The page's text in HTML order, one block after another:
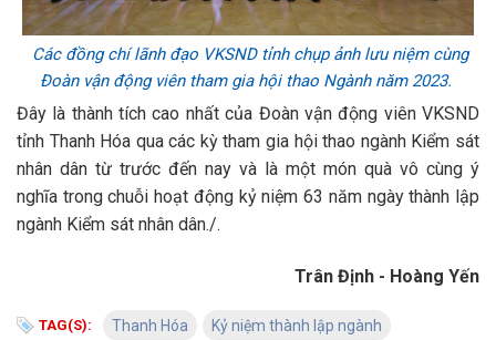
Các đồng chí lãnh đạo VKSND tỉnh chụp ảnh lưu niệm cùng
Đoàn vận động viên tham gia hội thao Ngành năm 2023.
Đây là thành tích cao nhất của Đoàn vận động viên VKSND
tỉnh Thanh Hóa qua các kỳ tham gia hội thao ngành Kiểm sát
nhân dân từ trước đến nay và là một món quà vô cùng ý
nghĩa trong chuỗi hoạt động kỷ niệm 63 năm ngày thành lập
ngành Kiểm sát nhân dân./.
Trân Định - Hoàng Yến
TAG(S): Thanh Hóa Kỷ niệm thành lập ngành